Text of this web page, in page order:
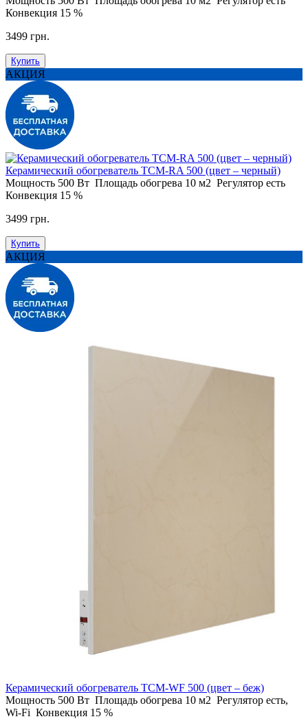
Конвекция 15 %
3499 грн.
Купить
АКЦИЯ
Керамический обогреватель ТСM-RA 500 (цвет – черный)
Мощность 500 Вт Площадь обогрева 10 м2 Регулятор есть
Конвекция 15 %
3499 грн.
Купить
АКЦИЯ
Керамический обогреватель ТСM-WF 500 (цвет – беж)
Мощность 500 Вт Площадь обогрева 10 м2 Регулятор есть,
Wi-Fi Конвекция 15 %